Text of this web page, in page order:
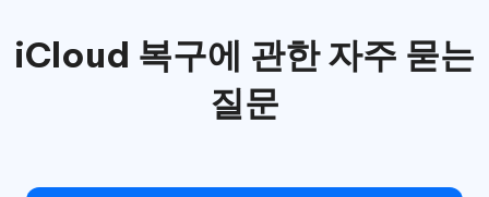
iCloud 복구에 관한 자주 묻는
질문